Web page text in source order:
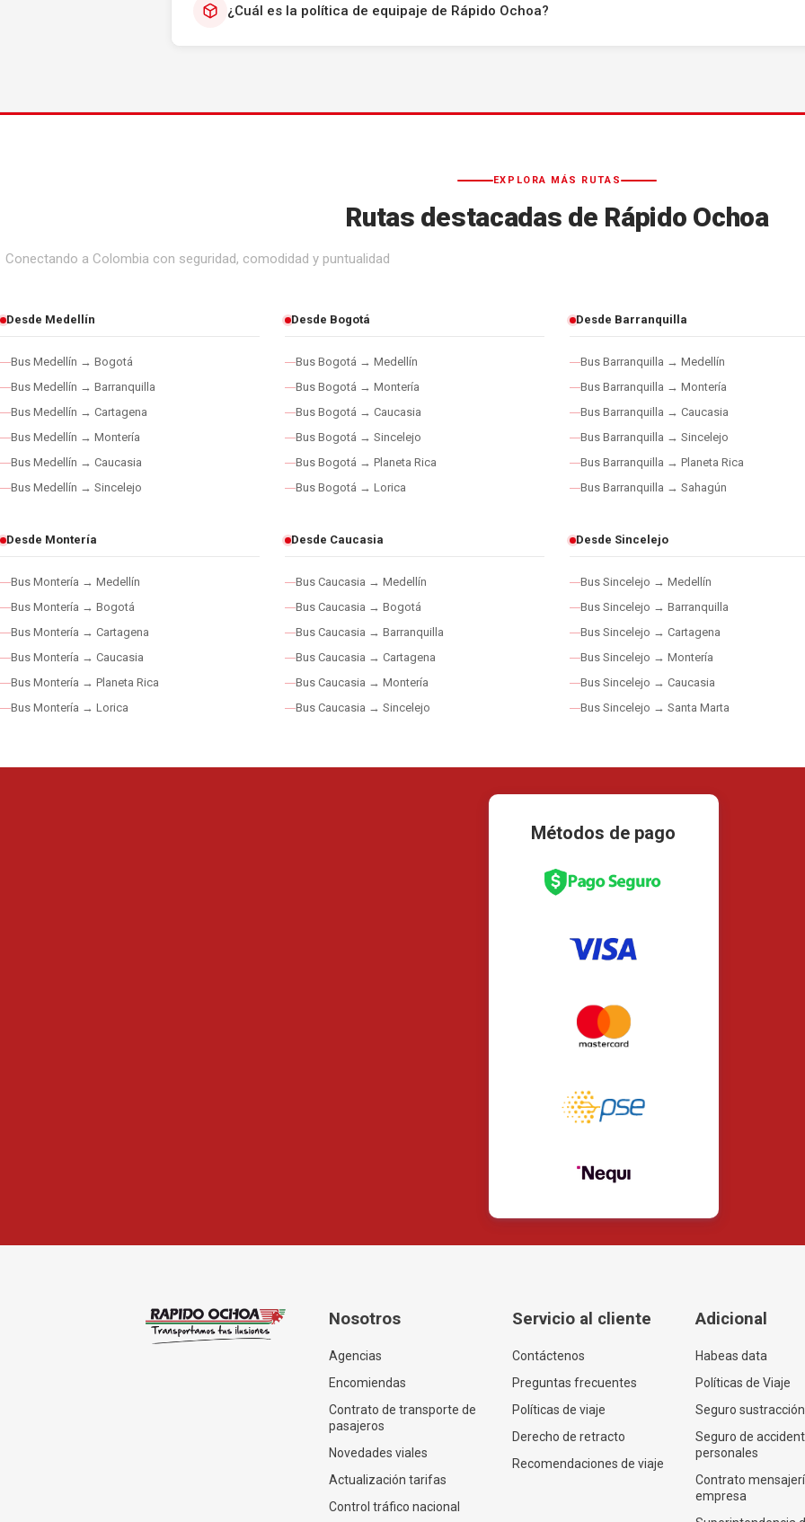
¿Cuál es la política de equipaje de Rápido Ochoa?
EXPLORA MÁS RUTAS
Rutas destacadas de Rápido Ochoa
Conectando a Colombia con seguridad, comodidad y puntualidad
Desde Medellín
Bus Medellín → Bogotá
Bus Medellín → Barranquilla
Bus Medellín → Cartagena
Bus Medellín → Montería
Bus Medellín → Caucasia
Bus Medellín → Sincelejo
Desde Bogotá
Bus Bogotá → Medellín
Bus Bogotá → Montería
Bus Bogotá → Caucasia
Bus Bogotá → Sincelejo
Bus Bogotá → Planeta Rica
Bus Bogotá → Lorica
Desde Barranquilla
Bus Barranquilla → Medellín
Bus Barranquilla → Montería
Bus Barranquilla → Caucasia
Bus Barranquilla → Sincelejo
Bus Barranquilla → Planeta Rica
Bus Barranquilla → Sahagún
Desde Montería
Bus Montería → Medellín
Bus Montería → Bogotá
Bus Montería → Cartagena
Bus Montería → Caucasia
Bus Montería → Planeta Rica
Bus Montería → Lorica
Desde Caucasia
Bus Caucasia → Medellín
Bus Caucasia → Bogotá
Bus Caucasia → Barranquilla
Bus Caucasia → Cartagena
Bus Caucasia → Montería
Bus Caucasia → Sincelejo
Desde Sincelejo
Bus Sincelejo → Medellín
Bus Sincelejo → Barranquilla
Bus Sincelejo → Cartagena
Bus Sincelejo → Montería
Bus Sincelejo → Caucasia
Bus Sincelejo → Santa Marta
Métodos de pago
Nosotros
Agencias
Encomiendas
Contrato de transporte de
pasajeros
Novedades viales
Actualización tarifas
Control tráfico nacional
Servicio al cliente
Contáctenos
Preguntas frecuentes
Políticas de viaje
Derecho de retracto
Recomendaciones de viaje
Adicional
Habeas data
Políticas de Viaje
Seguro sustracción
Seguro de
personales
Contrato
empresa